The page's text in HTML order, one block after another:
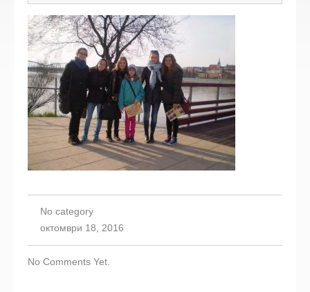
No category
октомври 18, 2016
No Comments Yet.